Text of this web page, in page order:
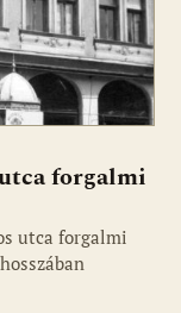
forgalmi
utca forgalmi